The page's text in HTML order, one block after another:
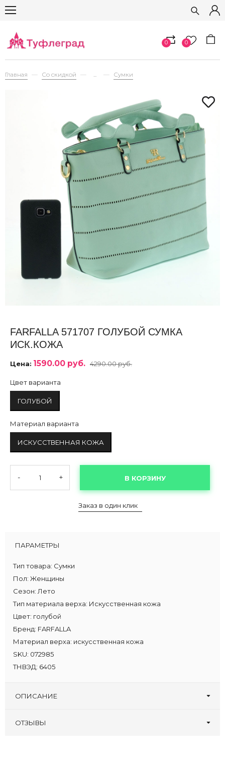
0 0
Главная Со скидкой ... Сумки
FARFALLA 571707 ГОЛУБОЙ СУМКА
ИСК.КОЖА
Цена: 1590.00 руб. 4290.00 руб.
Цвет варианта
ГОЛУБОЙ
Материал варианта
ИСКУССТВЕННАЯ КОЖА
- + В КОРЗИНУ
Заказ в один клик
ПАРАМЕТРЫ
Тип товара: Сумки
Пол: Женщины
Сезон: Лето
Тип материала верха: Искусственная кожа
Цвет: голубой
Бренд: FARFALLA
Материал верха: искусственная кожа
SKU: 072985
ТНВЭД: 6405
ОПИСАНИЕ
ОТЗЫВЫ